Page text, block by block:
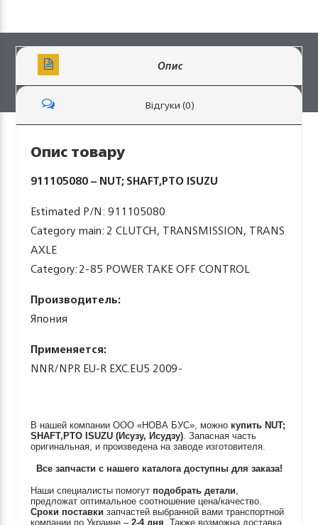
Опис
Відгуки (0)
Опис товару
911105080 – NUT; SHAFT,PTO ISUZU
Estimated P/N: 911105080
Category main: 2 CLUTCH, TRANSMISSION, TRANS
AXLE
Category: 2-85 POWER TAKE OFF CONTROL
Производитель:
Япония
Применяется:
NNR/NPR EU-R EXC.EU5 2009-
В нашей компании ООО «НОВА БУС», можно купить NUT;
SHAFT,PTO ISUZU (Исузу, Исудзу). Запасная часть
оригинальная, и произведена на заводе изготовителя.
Все запчасти с нашего каталога доступны для заказа!
Наши специалисты помогут подобрать детали,
предложат оптимальное соотношение цена/качество.
Сроки поставки запчастей выбранной вами транспортной
компании по Украине –2-4 дня. Также возможна доставка